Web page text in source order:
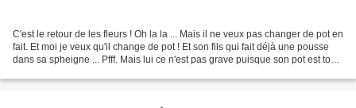
C'est le retour de les fleurs ! Oh la la ... Mais il ne veux pas changer de pot en
fait. Et moi je veux qu'il change de pot ! Et son fils qui fait déjà une pousse
dans sa spheigne ... Pfff. Mais lui ce n'est pas grave puisque son pot est tout